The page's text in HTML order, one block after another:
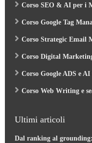
Corso SEO & AI per i
Corso Google Tag
Corso Strategic Email
Corso Digital
Corso Google ADS e AI
Corso Web Writing e
Ultimi articoli
Dal ranking al